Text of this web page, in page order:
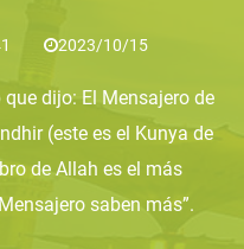
2023/10/15
dijo: El Mensajero de
de Allah es el más
saben más”.
¿sabes qué verso del